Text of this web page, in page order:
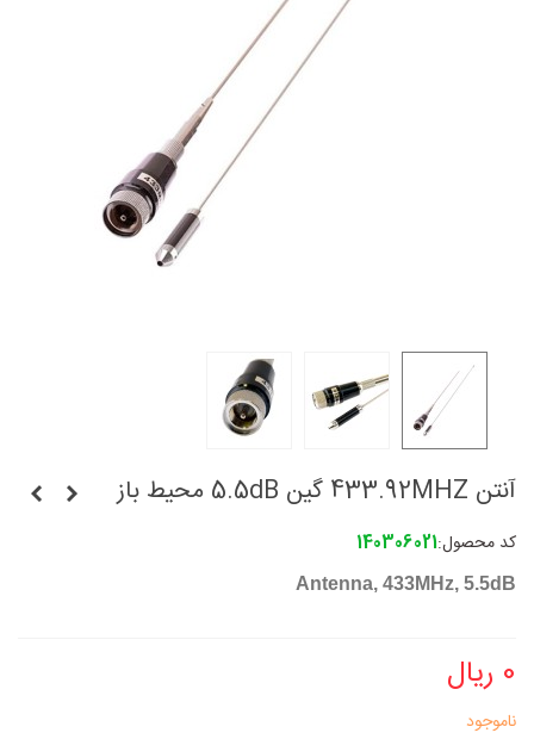
آنتن 433.92MHZ گین 5.5dB محیط باز
کد محصول:140306021
Antenna, 433MHz, 5.5dB
0 ریال
ناموجود